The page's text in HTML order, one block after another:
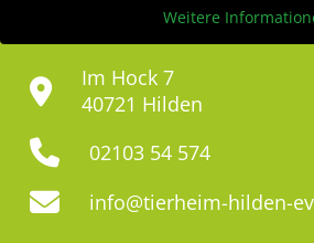
Weitere
Im Hock 7
40721 Hilden
02103 54 574
info@tierheim-hilden-